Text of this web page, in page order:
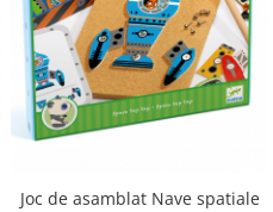
Joc de asamblat Nave spatiale